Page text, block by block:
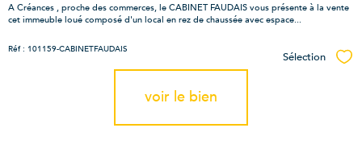
A Créances , proche des commerces, le CABINET FAUDAIS vous présente à la vente
cet immeuble loué composé d'un local en rez de chaussée avec espace...
Réf : 101159-CABINETFAUDAIS
Sélection
voir le bien